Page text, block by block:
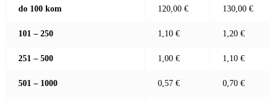
do 100 kom 120,00 € 130,00 €
101 – 250 1,10 € 1,20 €
251 – 500 1,00 € 1,10 €
501 – 1000 0,57 € 0,70 €